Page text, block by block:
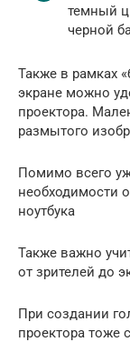
темный
черной
Также в рамках
экране можно
проектора.
размытого
Помимо всего
необходимости
ноутбука
Также важно
от зрителей до
При создании
проектора тоже